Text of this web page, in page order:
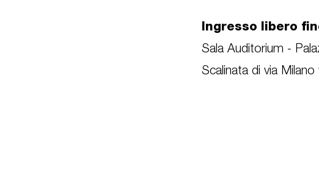
Ingresso libero
Sala Auditorium -
Scalinata di via Milano